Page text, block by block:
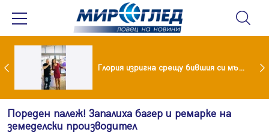
Пореден палеж! Запалиха багер и ремарке на
земеделски производител